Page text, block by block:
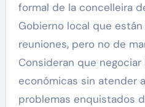
formal de la concelleira
Gobierno local que
reuniones, pero no de
Consideran que
económicas sin atender
problemas enquistados